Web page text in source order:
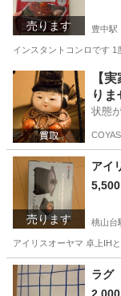
売ります 豊中駅
インスタントコンロです
大阪 豊中市 豊中
【
りま
状態
売ります
アイ
5,500
桃山台
アイリスオーヤマ 卓上IH
大阪 豊中市 桃山
ラグ